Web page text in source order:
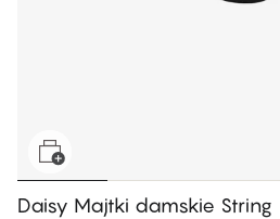
Daisy Majtki damskie String​